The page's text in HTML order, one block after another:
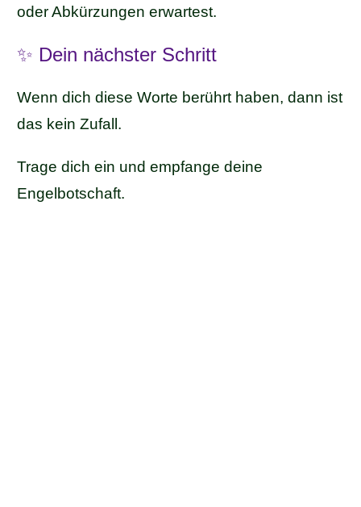
oder Abkürzungen erwartest.
✨ Dein nächster Schritt
Wenn dich diese Worte berührt haben, dann ist
das kein Zufall.
Trage dich ein und empfange deine
Engelbotschaft.